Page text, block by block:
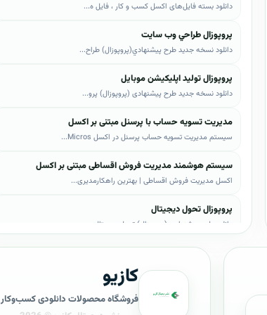
دانلود بسته فایل‌های اکسل کسب و کار ، فایل ه...
پروپوزال طراحي وب سايت
دانلود نسخه جدید طرح پيشنهادي(پروپوزال) طراح...
پروپوزال تولید اپلیکیشن موبایل
دانلود نسخه جدید طرح پیشنهادی (پروپوزال) پرو...
مدیریت تسویه حساب با پرسنل مبتنی بر اکسل
سیستم مدیریت تسویه حساب پرسنل در اکسل Micros...
سیستم هوشمند مدیریت فروش اقساطی مبتنی بر اکسل
اکسل مدیریت فروش اقساطی | بهترین راهکارمدیری...
پروپوزال تحول دیجیتال
دانلود طرح پیشنهادی (پروپوزال) تحول دیجیتال،...
پروپوزال AI
دانلود طرح پيشنهادي(پروپوزال) هوش مصنوعی (AI...
پروپوزال بیزاجی
دانلود طرح پيشنهادي(پروپوزال) بیزاجی، لایه ب...
کازیو
فروشگاه محصولات دانلودی کسب‌وکار